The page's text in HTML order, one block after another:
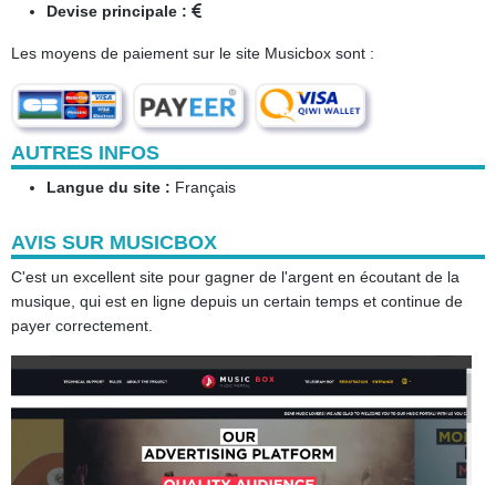
Devise principale :
Les moyens de paiement sur le site Musicbox sont :
AUTRES INFOS
Langue du site : Français
AVIS SUR MUSICBOX
C'est un excellent site pour gagner de l'argent en écoutant de la
musique, qui est en ligne depuis un certain temps et continue de
payer correctement.